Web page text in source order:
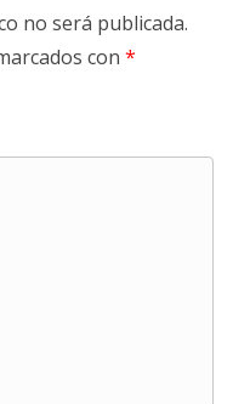
no será publicada.
con *